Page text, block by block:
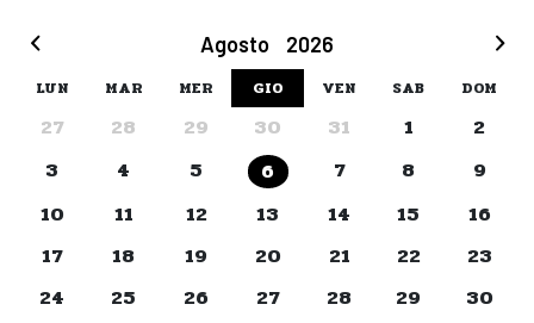
Agosto 2026
LUN MAR MER GIO VEN SAB DOM
27 28 29 30 31 1
2
3
4 5 6 7 8
9
10
11 12 13 14 15
16
17
18 19 20 21 22
23
24
25 26 27 28 29
30